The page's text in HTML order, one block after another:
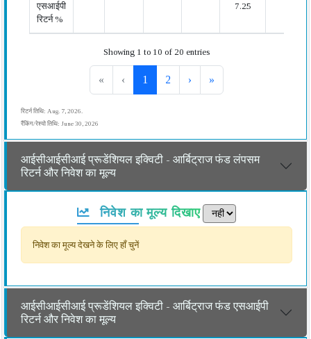
एसआईपी
रिटर्न %
7.25
Showing 1 to 10 of 20 entries
« ‹ 1 2 › »
रिटर्न तिथि: Aug. 7, 2026.
रैंकिंग/रेश्यो तिथि: June 30, 2026
आईसीआईसीआई प्रूडेंशियल इक्विटी - आर्बिट्राज फंड लंपसम
रिटर्न और निवेश का मूल्य
निवेश का मूल्य दिखाए
निवेश का मूल्य देखने के लिए हाँ चुनें
आईसीआईसीआई प्रूडेंशियल इक्विटी - आर्बिट्राज फंड एसआईपी
रिटर्न और निवेश का मूल्य